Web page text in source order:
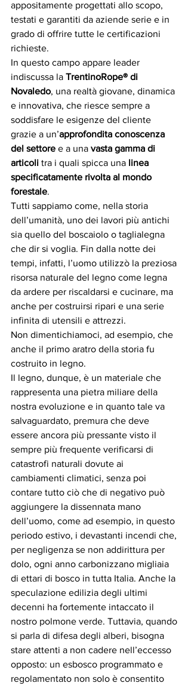
appositamente progettati allo scopo,
testati e garantiti da aziende serie e in
grado di offrire tutte le certificazioni
richieste.
In questo campo appare leader
indiscussa la TrentinoRope®️ di
Novaledo, una realtà giovane, dinamica
e innovativa, che riesce sempre a
soddisfare le esigenze del cliente
grazie a un’approfondita conoscenza
del settore e a una vasta gamma di
articoli tra i quali spicca una linea
specificatamente rivolta al mondo
forestale.
Tutti sappiamo come, nella storia
dell’umanità, uno dei lavori più antichi
sia quello del boscaiolo o taglialegna
che dir si voglia. Fin dalla notte dei
tempi, infatti, l’uomo utilizzò la preziosa
risorsa naturale del legno come legna
da ardere per riscaldarsi e cucinare, ma
anche per costruirsi ripari e una serie
infinita di utensili e attrezzi.
Non dimentichiamoci, ad esempio, che
anche il primo aratro della storia fu
costruito in legno.
Il legno, dunque, è un materiale che
rappresenta una pietra miliare della
nostra evoluzione e in quanto tale va
salvaguardato, premura che deve
essere ancora più pressante visto il
sempre più frequente verificarsi di
catastrofi naturali dovute ai
cambiamenti climatici, senza poi
contare tutto ciò che di negativo può
aggiungere la dissennata mano
dell’uomo, come ad esempio, in questo
periodo estivo, i devastanti incendi che,
per negligenza se non addirittura per
dolo, ogni anno carbonizzano migliaia
di ettari di bosco in tutta Italia. Anche la
speculazione edilizia degli ultimi
decenni ha fortemente intaccato il
nostro polmone verde. Tuttavia, quando
si parla di difesa degli alberi, bisogna
stare attenti a non cadere nell’eccesso
opposto: un esbosco programmato e
regolamentato non solo è consentito